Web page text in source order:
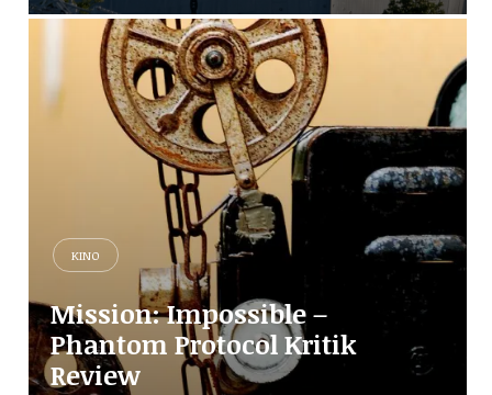
KINO
Mission: Impossible –
Phantom Protocol Kritik
Review